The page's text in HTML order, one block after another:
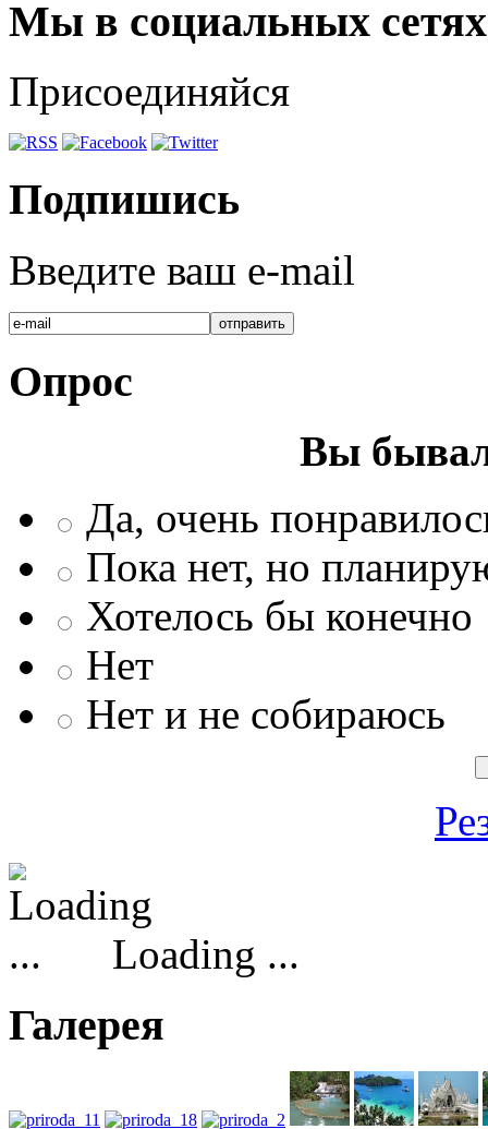
Мы в социальных сетях
Присоединяйся
Подпишись
Введите ваш e-mail
Опрос
Вы
Да, очень
Пока нет, но
Хотелось бы конечно
Нет
Нет и не собираюсь
Loading ...
Галерея